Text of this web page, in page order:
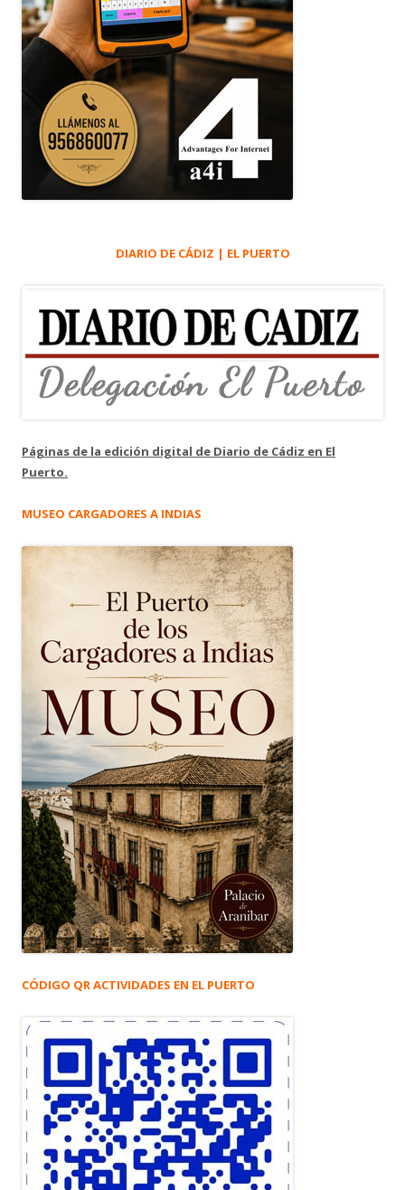
DIARIO DE CÁDIZ | EL PUERTO
Páginas de la edición digital de Diario de Cádiz en El
Puerto.
MUSEO CARGADORES A INDIAS
CÓDIGO QR ACTIVIDADES EN EL PUERTO